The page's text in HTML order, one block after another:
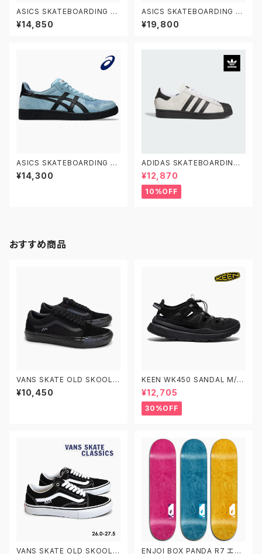
ASICS SKATEBOARDING JA
PAN PRO MT 1201B033.00
2 アシックス スケートボーディン
¥14,850
ASICS SKATEBOARDING G
EL-SPLYTE 1201A980.002
アシックス スケートボーディング
¥19,800
ASICS SKATEBOARDING JA
PAN PRO 1201A920.401 ア
シックス スケートボーディング
¥14,300
ADIDAS SKATEBOARDING
SUPERSTAR ADV JH8138 2
6.0-28.0 アディダス スケート
ボーディング スーパースターAD
V 白黒
¥12,870
10%OFF
おすすめ商品
VANS SKATE OLD SKOOL V
N0A5FCBBKA 26.0-29.0 ヴ
ァンズ スケートオールドスクー
¥10,450
KEEN WK450 SANDAL M/10
28924 W/1028921 キーン メ
ンズ レディース ウォーキングシ
ューズ サンダル
¥12,705
30%OFF
VANS SKATE OLD SKOOL V ENJOI BOX PANDA R7 エン